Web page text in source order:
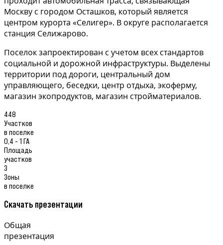
Москву с городом Осташков, который является
центром курорта «Селигер». В округе располагается
станция Селижарово.
Поселок запроектирован с учетом всех стандартов
социальной и дорожной инфраструктуры. Выделены
территории под дороги, центральный дом
управляющего, беседки, центр отдыха, экоферму,
магазин экопродуктов, магазин стройматериалов.
448
Участков
в поселке
0,4 - 1 ГА
Площадь
участков
3
Зоны
в поселке
Скачать презентации
Общая
презентация